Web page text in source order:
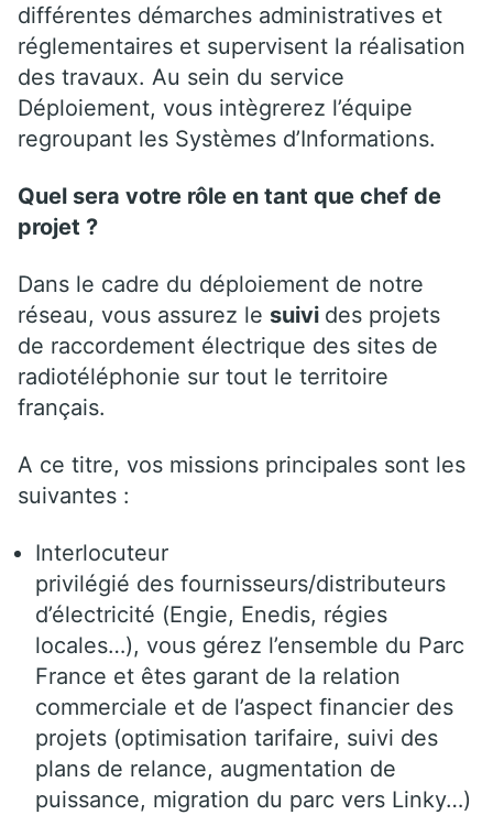
différentes démarches administratives et
réglementaires et supervisent la réalisation
des travaux. Au sein du service
Déploiement, vous intègrerez l’équipe
regroupant les Systèmes d’Informations.
Quel sera votre rôle en tant que chef de
projet ?
Dans le cadre du déploiement de notre
réseau, vous assurez le suivi des projets
de raccordement électrique des sites de
radiotéléphonie sur tout le territoire
français.
A ce titre, vos missions principales sont les
suivantes :
Interlocuteur
privilégié des fournisseurs/distributeurs
d’électricité (Engie, Enedis, régies
locales…), vous gérez l’ensemble du Parc
France et êtes garant de la relation
commerciale et de l’aspect financier des
projets (optimisation tarifaire, suivi des
plans de relance, augmentation de
puissance, migration du parc vers Linky…)